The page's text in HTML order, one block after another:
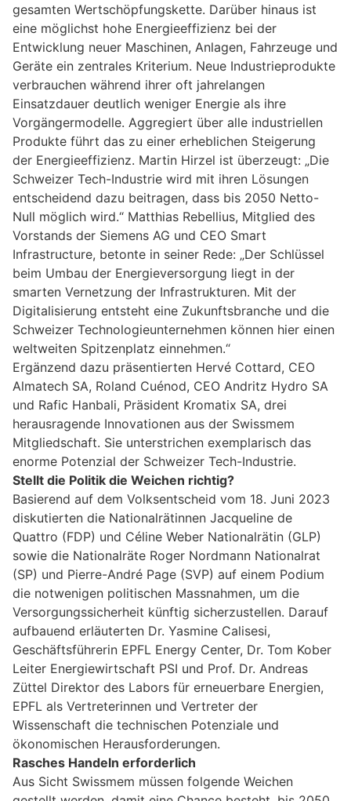
gesamten Wertschöpfungskette. Darüber hinaus ist
eine möglichst hohe Energieeffizienz bei der
Entwicklung neuer Maschinen, Anlagen, Fahrzeuge und
Geräte ein zentrales Kriterium. Neue Industrieprodukte
verbrauchen während ihrer oft jahrelangen
Einsatzdauer deutlich weniger Energie als ihre
Vorgängermodelle. Aggregiert über alle industriellen
Produkte führt das zu einer erheblichen Steigerung
der Energieeffizienz. Martin Hirzel ist überzeugt: „Die
Schweizer Tech-Industrie wird mit ihren Lösungen
entscheidend dazu beitragen, dass bis 2050 Netto-
Null möglich wird.“ Matthias Rebellius, Mitglied des
Vorstands der Siemens AG und CEO Smart
Infrastructure, betonte in seiner Rede: „Der Schlüssel
beim Umbau der Energieversorgung liegt in der
smarten Vernetzung der Infrastrukturen. Mit der
Digitalisierung entsteht eine Zukunftsbranche und die
Schweizer Technologieunternehmen können hier einen
weltweiten Spitzenplatz einnehmen.“
Ergänzend dazu präsentierten Hervé Cottard, CEO
Almatech SA, Roland Cuénod, CEO Andritz Hydro SA
und Rafic Hanbali, Präsident Kromatix SA, drei
herausragende Innovationen aus der Swissmem
Mitgliedschaft. Sie unterstrichen exemplarisch das
enorme Potenzial der Schweizer Tech-Industrie.
Stellt die Politik die Weichen richtig?
Basierend auf dem Volksentscheid vom 18. Juni 2023
diskutierten die Nationalrätinnen Jacqueline de
Quattro (FDP) und Céline Weber Nationalrätin (GLP)
sowie die Nationalräte Roger Nordmann Nationalrat
(SP) und Pierre-André Page (SVP) auf einem Podium
die notwenigen politischen Massnahmen, um die
Versorgungssicherheit künftig sicherzustellen. Darauf
aufbauend erläuterten Dr. Yasmine Calisesi,
Geschäftsführerin EPFL Energy Center, Dr. Tom Kober
Leiter Energiewirtschaft PSI und Prof. Dr. Andreas
Züttel Direktor des Labors für erneuerbare Energien,
EPFL als Vertreterinnen und Vertreter der
Wissenschaft die technischen Potenziale und
ökonomischen Herausforderungen.
Rasches Handeln erforderlich
Aus Sicht Swissmem müssen folgende Weichen